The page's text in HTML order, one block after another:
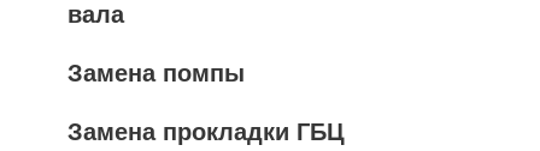
вала
Замена помпы
Замена прокладки ГБЦ